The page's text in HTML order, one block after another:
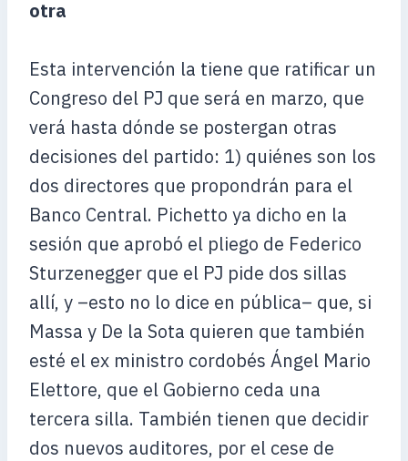
otra
Esta intervención la tiene que ratificar un
Congreso del PJ que será en marzo, que
verá hasta dónde se postergan otras
decisiones del partido: 1) quiénes son los
dos directores que propondrán para el
Banco Central. Pichetto ya dicho en la
sesión que aprobó el pliego de Federico
Sturzenegger que el PJ pide dos sillas
allí, y –esto no lo dice en pública– que, si
Massa y De la Sota quieren que también
esté el ex ministro cordobés Ángel Mario
Elettore, que el Gobierno ceda una
tercera silla. También tienen que decidir
dos nuevos auditores, por el cese de